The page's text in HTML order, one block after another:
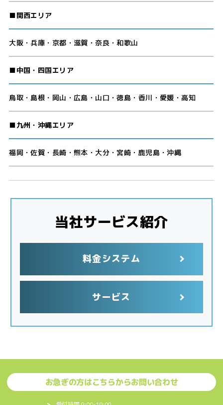
■関西エリア
大阪・兵庫・京都・滋賀・奈良・和歌山
■中国・四国エリア
鳥取・島根・岡山・広島・山口・徳島・香川・愛媛・高知
■九州・沖縄エリア
福岡・佐賀・長崎・熊本・大分・宮崎・鹿児島・沖縄
当社サービス紹介
料金システム
サービス
お急ぎの方はこちらからお問い合わせ